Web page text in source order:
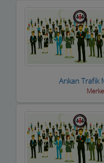
Çay Ocakları
Çelik Kapı Firmaları
Çevre ve Su Arıtma
Çiçekçi - Peyzaj
Dekorasyon Firmaları
Demir ve Ferforje
Deniz Ürün ve
Arıkan Trafik